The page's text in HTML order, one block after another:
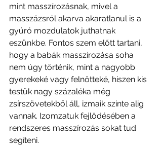
mint masszírozásnak, mivel a
masszázsról akarva akaratlanul is a
gyúró mozdulatok juthatnak
eszünkbe. Fontos szem előtt tartani,
hogy a babák masszírozása soha
nem úgy történik, mint a nagyobb
gyerekeké vagy felnőtteké, hiszen kis
testük nagy százaléka még
zsírszövetekből áll, izmaik szinte alig
vannak. Izomzatuk fejlődésében a
rendszeres masszírozás sokat tud
segíteni.